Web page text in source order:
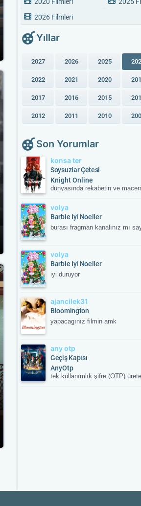
2026 Filmleri
Yıllar
2027 2026 2025
2022 2021 2020
2017 2016 2015
2012 2011 2010
Son Yorumlar
konsa ter
Soysuzlar Çetesi
Knight Online
dünyasında rekabetin ve
kesintisiz oyun deneyimiyle
merkezinde yerini al. Güncel
etmek ve resmi içeriklere
NTTGame platformunu ziyaret
volya
Barbie Iyi Noeller
burası
volya
Barbie Iyi Noeller
iyi duruyor
ajancilek31
Bloomington
yapacagınız filmin amk
any otp
Geçiş Kapısı
AnyOtp
tek kullanımlık şifre (OTP)